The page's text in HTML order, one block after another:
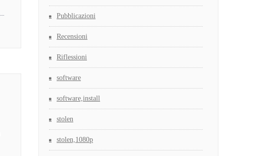
Pubblicazioni
Recensioni
Riflessioni
software
software,install
stolen
stolen,1080p